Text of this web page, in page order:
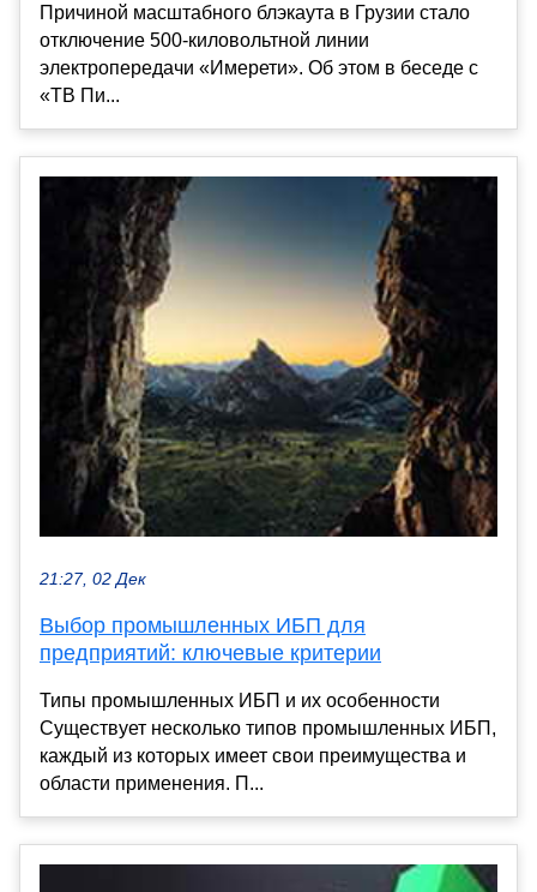
Причиной масштабного блэкаута в Грузии стало
отключение 500-киловольтной линии
электропередачи «Имерети». Об этом в беседе с
«ТВ Пи...
21:27, 02 Дек
Выбор промышленных ИБП для
предприятий: ключевые критерии
Типы промышленных ИБП и их особенности
Существует несколько типов промышленных ИБП,
каждый из которых имеет свои преимущества и
области применения. П...